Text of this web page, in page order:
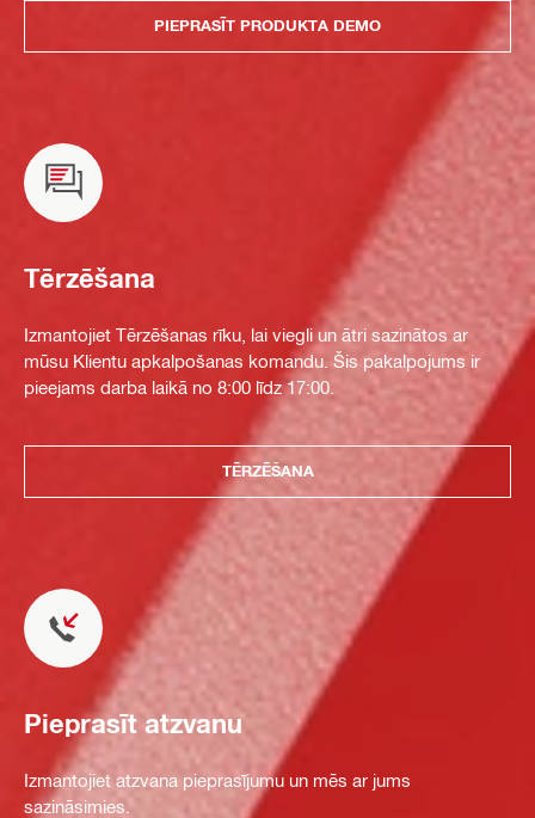
PIEPRASĪT PRODUKTA DEMO
Tērzēšana
Izmantojiet Tērzēšanas rīku, lai viegli un ātri sazinātos ar
mūsu Klientu apkalpošanas komandu. Šis pakalpojums ir
pieejams darba laikā no 8:00 līdz 17:00.
TĒRZĒŠANA
Pieprasīt atzvanu
Izmantojiet atzvana pieprasījumu un mēs ar jums
sazināsimies.